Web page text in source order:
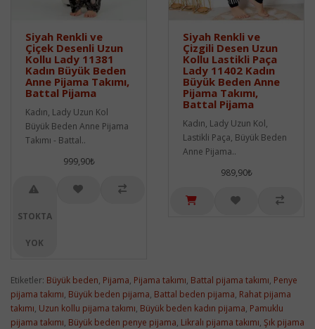
Siyah Renkli ve
Çiçek Desenli Uzun
Kollu Lady 11381
Kadın Büyük Beden
Anne Pijama Takımı,
Battal Pijama
Kadın, Lady Uzun Kol
Büyük Beden Anne Pijama
Takımı - Battal..
999,90₺
STOKTA
YOK
Siyah Renkli ve
Çizgili Desen Uzun
Kollu Lastikli Paça
Lady 11402 Kadın
Büyük Beden Anne
Pijama Takımı,
Battal Pijama
Kadın, Lady Uzun Kol,
Lastikli Paça, Büyük Beden
Anne Pijama..
989,90₺
Etiketler: Büyük beden, Pijama, Pijama takımı, Battal pijama takımı, Penye
pijama takımı, Büyük beden pijama, Battal beden pijama, Rahat pijama
takımı, Uzun kollu pijama takımı, Büyük beden kadın pijama, Pamuklu
pijama takımı, Büyük beden penye pijama, Likralı pijama takımı, Şık pijama